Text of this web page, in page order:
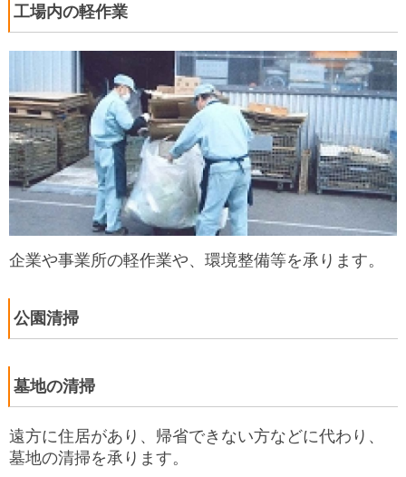
工場内の軽作業
企業や事業所の軽作業や、環境整備等を承ります。
公園清掃
墓地の清掃
遠方に住居があり、帰省できない方などに代わり、
墓地の清掃を承ります。